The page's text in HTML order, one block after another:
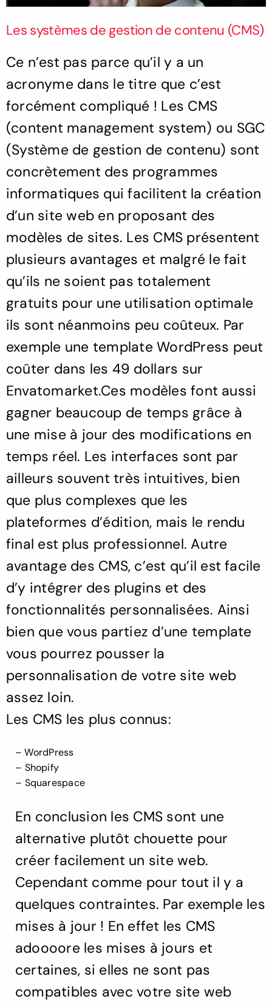
Les systèmes de gestion de contenu (CMS)
Ce n’est pas parce qu’il y a un
acronyme dans le titre que c’est
forcément compliqué ! Les CMS
(content management system) ou SGC
(Système de gestion de contenu) sont
concrètement des programmes
informatiques qui facilitent la création
d’un site web en proposant des
modèles de sites. Les CMS présentent
plusieurs avantages et malgré le fait
qu’ils ne soient pas totalement
gratuits pour une utilisation optimale
ils sont néanmoins peu coûteux. Par
exemple une template WordPress peut
coûter dans les 49 dollars sur
Envatomarket.Ces modèles font aussi
gagner beaucoup de temps grâce à
une mise à jour des modifications en
temps réel. Les interfaces sont par
ailleurs souvent très intuitives, bien
que plus complexes que les
plateformes d’édition, mais le rendu
final est plus professionnel. Autre
avantage des CMS, c’est qu’il est facile
d’y intégrer des plugins et des
fonctionnalités personnalisées. Ainsi
bien que vous partiez d’une template
vous pourrez pousser la
personnalisation de votre site web
assez loin.
Les CMS les plus connus:
– WordPress
– Shopify
– Squarespace
En conclusion les CMS sont une
alternative plutôt chouette pour
créer facilement un site web.
Cependant comme pour tout il y a
quelques contraintes. Par exemple les
mises à jour ! En effet les CMS
adoooore les mises à jours et
certaines, si elles ne sont pas
compatibles avec votre site web